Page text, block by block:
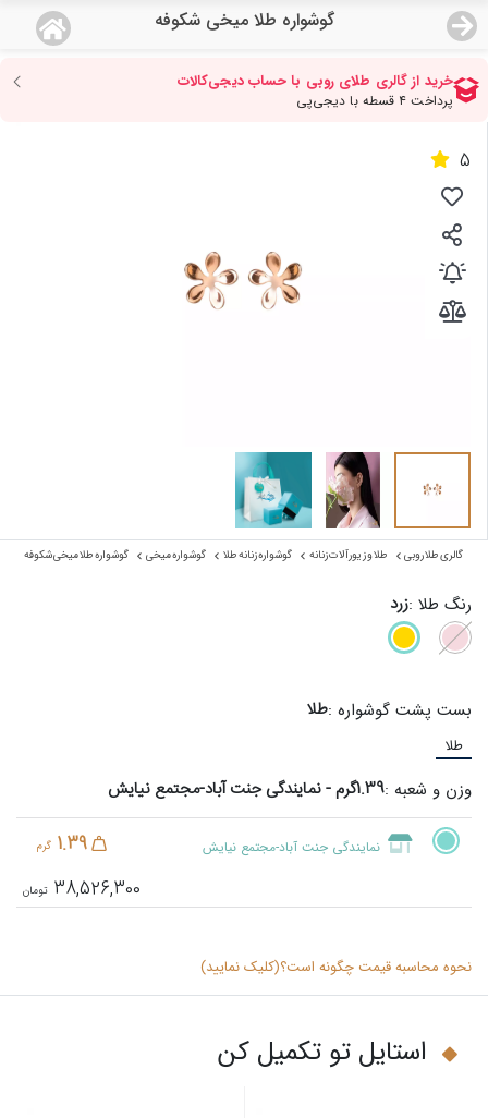
گوشواره طلا میخی شکوفه
منو
صفحه اصلی
دسته بندی محصولات
نمایندگی ها
مجله روبی
تماس با ما
5
گالری طلا روبی طلا و زیورآلات زنانه گوشواره زنانه طلا گوشواره میخی گوشواره طلا میخی شکوفه
رنگ طلا :زرد
بست پشت گوشواره :طلا
طلا
وزن و شعبه :1.39گرم - نمایندگی جنت آباد-مجتمع نیایش
نمایندگی جنت آباد-مجتمع نیایش 1.39 گرم
38,526,300
نحوه محاسبه قیمت چگونه است؟(کلیک نمایید)
استایل تو تکمیل کن